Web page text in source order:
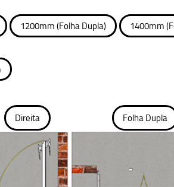
1200mm (Folha Dupla) 1400mm
Direita Folha Dupla